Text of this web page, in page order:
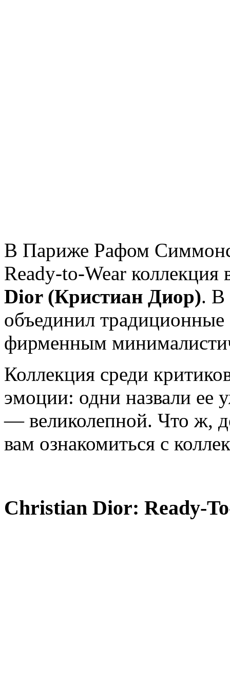
В Париже Рафом
Ready-to-Wear коллекция
Dior (Кристиан Диор). В
объединил
фирменным
Коллекция среди
эмоции: одни назвали ее
— великолепной. Что ж,
вам ознакомиться с
Christian Dior: Ready-